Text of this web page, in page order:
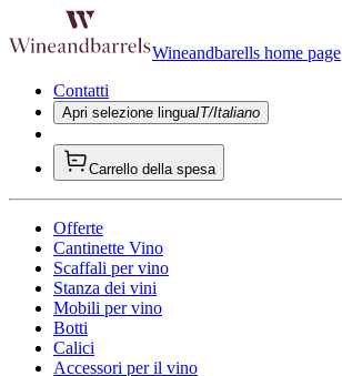
Wineandbarells home page
Contatti
Apri selezione linguaIT/Italiano
Carrello della spesa
Offerte
Cantinette Vino
Scaffali per vino
Stanza dei vini
Mobili per vino
Botti
Calici
Accessori per il vino